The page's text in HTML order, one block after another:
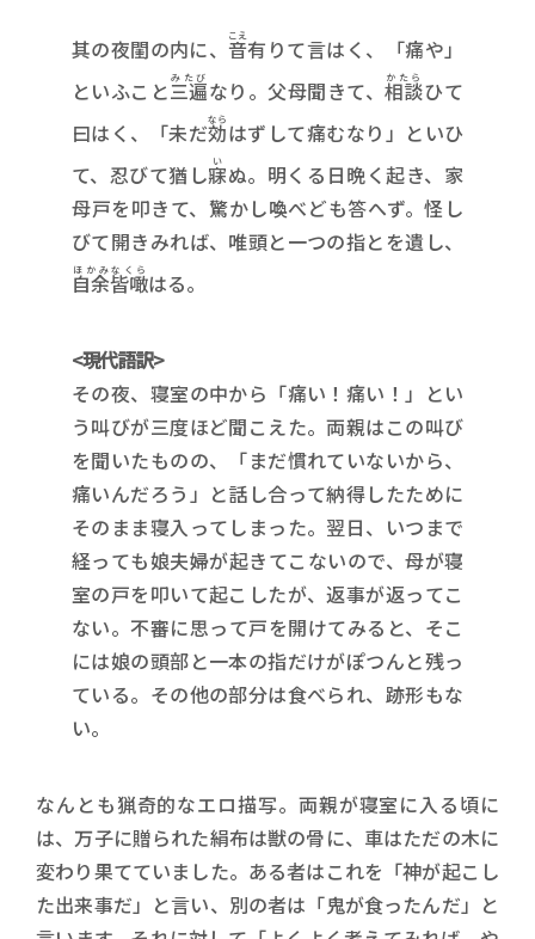
其の夜閨の内に、 音
こえ有りて言はく、「痛や」
といふこと三遍
みたび なり。父母聞きて、 相談
かたら ひて
曰はく、「未だ効
なら はずして痛むなり」といひ
て、忍びて猶し寐
い ぬ。明くる日晩く起き、家
母戸を叩きて、驚かし喚べども答へず。怪し
びて開きみれば、唯頭と一つの指とを遺し、
自余皆噉
ほかみなくら はる。
<現代語訳>
その夜、寝室の中から「痛い！痛い！」とい
う叫びが三度ほど聞こえた。両親はこの叫び
を聞いたものの、「まだ慣れていないから、
痛いんだろう」と話し合って納得したために
そのまま寝入ってしまった。翌日、いつまで
経っても娘夫婦が起きてこないので、母が寝
室の戸を叩いて起こしたが、返事が返ってこ
ない。不審に思って戸を開けてみると、そこ
には娘の頭部と一本の指だけがぽつんと残っ
ている。その他の部分は食べられ、跡形もな
い。
なんとも猟奇的なエロ描写。両親が寝室に入る頃に
は、万子に贈られた絹布は獣の骨に、車はただの木に
変わり果てていました。ある者はこれを「神が起こし
た出来事だ」と言い、別の者は「鬼が食ったんだ」と